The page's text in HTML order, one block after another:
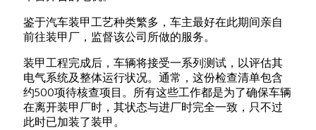
鉴于汽车装甲工艺种类繁多，车主最好在此期间亲自
前往装甲厂，监督该公司所做的服务。
装甲工程完成后，车辆将接受一系列测试，以评估其
电气系统及整体运行状况。通常，这份检查清单包含
约500项待核查项目。所有这些工作都是为了确保车辆
在离开装甲厂时，其状态与进厂时完全一致，只不过
此时已加装了装甲。